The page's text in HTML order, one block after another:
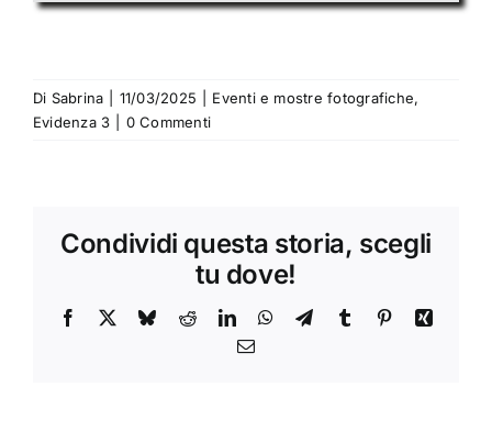
Di Sabrina 11/03/2025 Eventi e mostre fotografiche,
Evidenza 3
0 Commenti
Condividi questa storia, scegli
tu dove!
Facebook BlueskyRedditLinkedInWhatsApp
TelegramTumblr PinterestXing
Email